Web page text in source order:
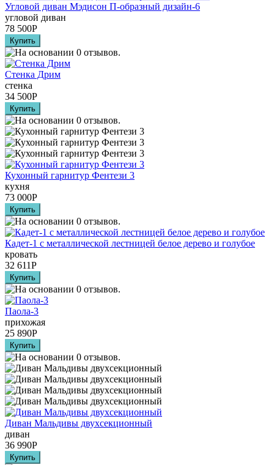
Угловой диван Мэдисон П-образный дизайн-6
угловой диван
78 500Р
Стенка Дрим
стенка
34 500Р
Кухонный гарнитур Фентези 3
кухня
73 000Р
Кадет-1 с металлической лестницей белое дерево и голубое
кровать
32 611Р
Паола-3
прихожая
25 890Р
Диван Мальдивы двухсекционный
диван
36 990Р